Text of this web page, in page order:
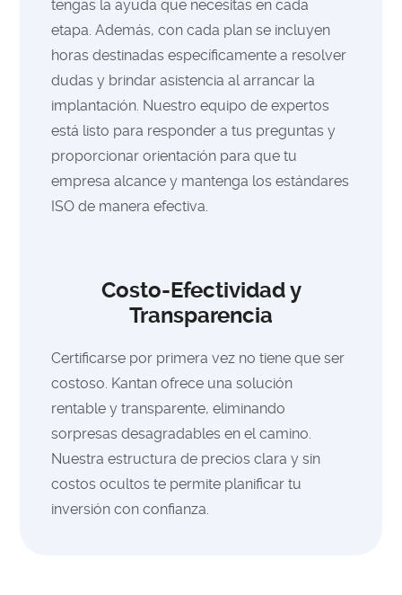
tengas la ayuda que necesitas en cada
etapa. Además, con cada plan se incluyen
horas destinadas específicamente a resolver
dudas y brindar asistencia al arrancar la
implantación. Nuestro equipo de expertos
está listo para responder a tus preguntas y
proporcionar orientación para que tu
empresa alcance y mantenga los estándares
ISO de manera efectiva.
Costo-Efectividad y
Transparencia
Certificarse por primera vez no tiene que ser
costoso. Kantan ofrece una solución
rentable y transparente, eliminando
sorpresas desagradables en el camino.
Nuestra estructura de precios clara y sin
costos ocultos te permite planificar tu
inversión con confianza.